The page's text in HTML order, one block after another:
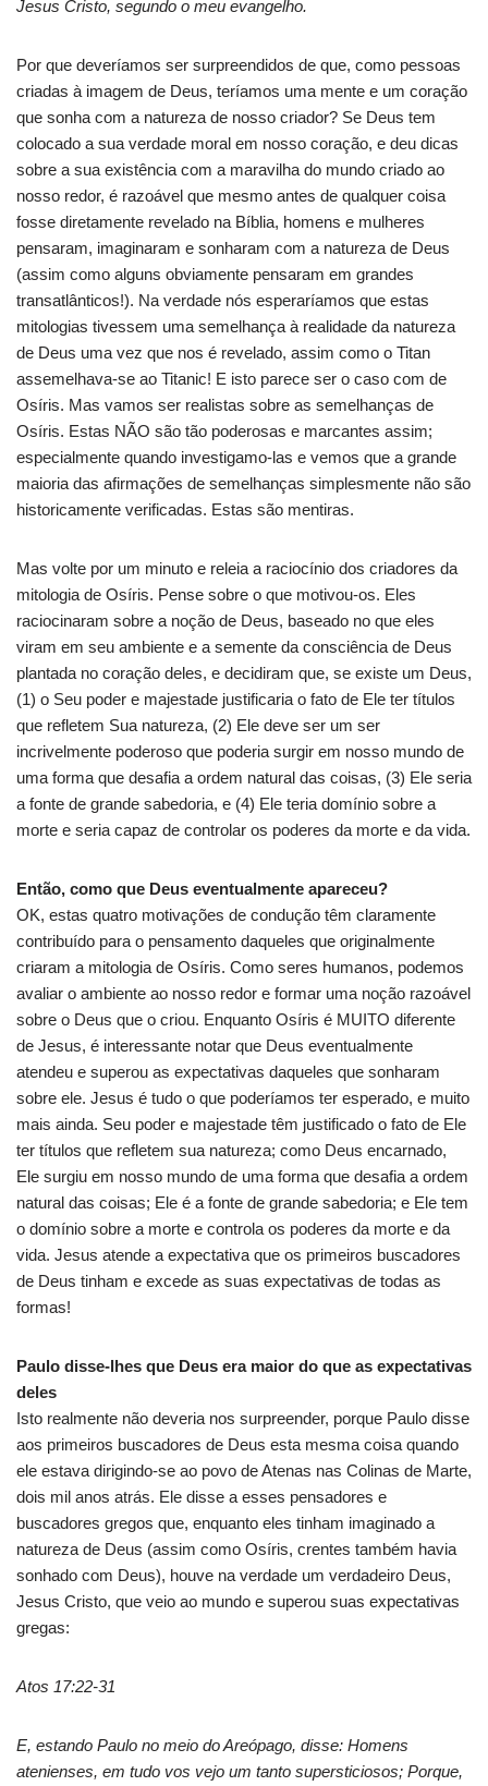
Jesus Cristo, segundo o meu evangelho.
Por que deveríamos ser surpreendidos de que, como pessoas
criadas à imagem de Deus, teríamos uma mente e um coração
que sonha com a natureza de nosso criador? Se Deus tem
colocado a sua verdade moral em nosso coração, e deu dicas
sobre a sua existência com a maravilha do mundo criado ao
nosso redor, é razoável que mesmo antes de qualquer coisa
fosse diretamente revelado na Bíblia, homens e mulheres
pensaram, imaginaram e sonharam com a natureza de Deus
(assim como alguns obviamente pensaram em grandes
transatlânticos!). Na verdade nós esperaríamos que estas
mitologias tivessem uma semelhança à realidade da natureza
de Deus uma vez que nos é revelado, assim como o Titan
assemelhava-se ao Titanic! E isto parece ser o caso com de
Osíris. Mas vamos ser realistas sobre as semelhanças de
Osíris. Estas NÃO são tão poderosas e marcantes assim;
especialmente quando investigamo-las e vemos que a grande
maioria das afirmações de semelhanças simplesmente não são
historicamente verificadas. Estas são mentiras.
Mas volte por um minuto e releia a raciocínio dos criadores da
mitologia de Osíris. Pense sobre o que motivou-os. Eles
raciocinaram sobre a noção de Deus, baseado no que eles
viram em seu ambiente e a semente da consciência de Deus
plantada no coração deles, e decidiram que, se existe um Deus,
(1) o Seu poder e majestade justificaria o fato de Ele ter títulos
que refletem Sua natureza, (2) Ele deve ser um ser
incrivelmente poderoso que poderia surgir em nosso mundo de
uma forma que desafia a ordem natural das coisas, (3) Ele seria
a fonte de grande sabedoria, e (4) Ele teria domínio sobre a
morte e seria capaz de controlar os poderes da morte e da vida.
Então, como que Deus eventualmente apareceu?
OK, estas quatro motivações de condução têm claramente
contribuído para o pensamento daqueles que originalmente
criaram a mitologia de Osíris. Como seres humanos, podemos
avaliar o ambiente ao nosso redor e formar uma noção razoável
sobre o Deus que o criou. Enquanto Osíris é MUITO diferente
de Jesus, é interessante notar que Deus eventualmente
atendeu e superou as expectativas daqueles que sonharam
sobre ele. Jesus é tudo o que poderíamos ter esperado, e muito
mais ainda. Seu poder e majestade têm justificado o fato de Ele
ter títulos que refletem sua natureza; como Deus encarnado,
Ele surgiu em nosso mundo de uma forma que desafia a ordem
natural das coisas; Ele é a fonte de grande sabedoria; e Ele tem
o domínio sobre a morte e controla os poderes da morte e da
vida. Jesus atende a expectativa que os primeiros buscadores
de Deus tinham e excede as suas expectativas de todas as
formas!
Paulo disse-lhes que Deus era maior do que as expectativas
deles
Isto realmente não deveria nos surpreender, porque Paulo disse
aos primeiros buscadores de Deus esta mesma coisa quando
ele estava dirigindo-se ao povo de Atenas nas Colinas de Marte,
dois mil anos atrás. Ele disse a esses pensadores e
buscadores gregos que, enquanto eles tinham imaginado a
natureza de Deus (assim como Osíris, crentes também havia
sonhado com Deus), houve na verdade um verdadeiro Deus,
Jesus Cristo, que veio ao mundo e superou suas expectativas
gregas:
Atos 17:22-31
E, estando Paulo no meio do Areópago, disse: Homens
atenienses, em tudo vos vejo um tanto supersticiosos; Porque,